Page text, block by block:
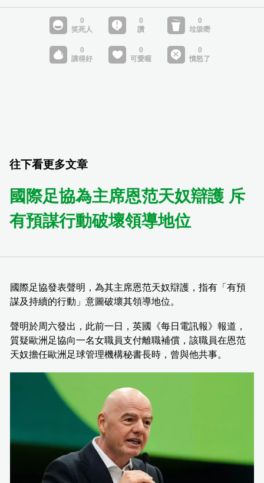
往下看更多文章
國際足協為主席恩范天奴辯護 斥
有預謀行動破壞領導地位
國際足協發表聲明，為其主席恩范天奴辯護，指有「有預
謀及持續的行動」意圖破壞其領導地位。
聲明於周六發出，此前一日，英國《每日電訊報》報道，
質疑歐洲足協向一名女職員支付離職補償，該職員在恩范
天奴擔任歐洲足球管理機構秘書長時，曾與他共事。